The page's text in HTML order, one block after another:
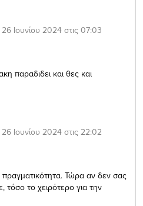
26 Ιουνίου 2024 στις 07:03
παραδιδει και θες και
26 Ιουνίου 2024 στις 22:02
πραγματικότητα. Τώρα αν δεν σας
τόσο το χειρότερο για την